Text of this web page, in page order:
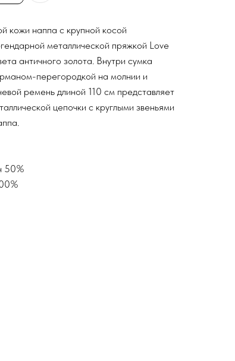
кожи наппа с крупной косой
металлической пряжкой Love
античного золота. Внутри сумка
перегородкой на молнии и
ремень длиной 110 см представляет
цепочки с круглыми звеньями
50%